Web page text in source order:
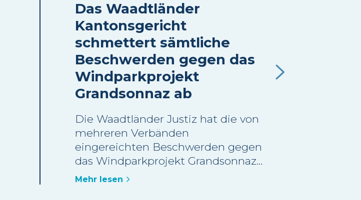
Das Waadtländer
Kantonsgericht
schmettert sämtliche
Beschwerden gegen das
Windparkprojekt
Grandsonnaz ab
Die Waadtländer Justiz hat die von
mehreren Verbänden
eingereichten Beschwerden gegen
das Windparkprojekt Grandsonnaz
im Waadtländer Jura abgewiesen.
Mehr lesen